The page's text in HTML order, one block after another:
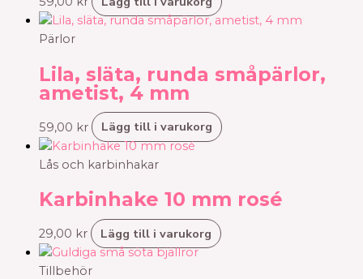
Pärlor
Lila, släta, runda småpärlor,
ametist, 4 mm
59,00 kr Lägg till i varukorg
Lås och karbinhakar
Karbinhake 10 mm rosé
29,00 kr Lägg till i varukorg
Tillbehör